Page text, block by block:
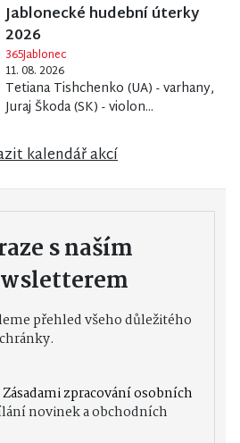
Jablonecké hudební úterky
2026
365Jablonec
11. 08. 2026
Tetiana Tishchenko (UA) - varhany,
Juraj Škoda (SK) - violon...
kalendář akcí
s naším
přehled všeho důležitého
Zásadami zpracování osobních
novinek a obchodních